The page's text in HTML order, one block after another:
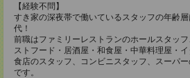
【経験不問】
すき家の深夜帯で働いているスタッフの年齢
代！
前職はファミリーレストランのホールスタッ
ストフード・居酒屋・和食屋・中華料理屋・
食店のスタッフ、コンビニスタッフ、スーパ
です。